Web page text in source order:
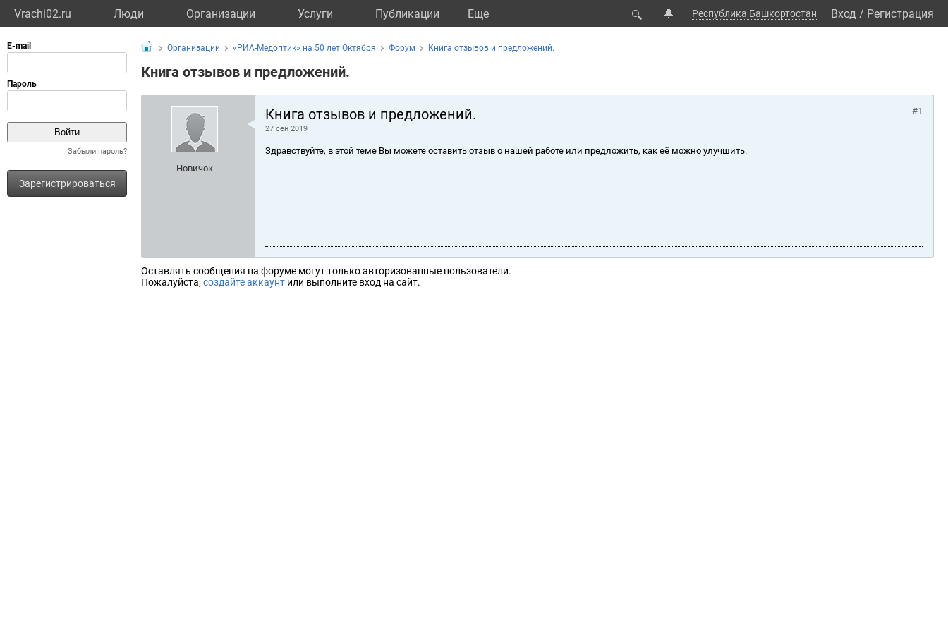
Vrachi02.ru Люди Организации Услуги Публикации Eще 🔍 🔔 Республика Башкортостан Вход / Регистрация
Забыли пароль?
Зарегистрироваться
Организации «РИА-Медоптик» на 50 лет Октября Форум Книга отзывов и предложений.
Книга отзывов и предложений.
Новичок
Книга отзывов и предложений.
27 сен 2019
#1
Здравствуйте, в этой теме Вы можете оставить отзыв о нашей работе или предложить, как её можно улучшить.
Оставлять сообщения на форуме могут только авторизованные пользователи.
Пожалуйста, создайте аккаунт или выполните вход на сайт.